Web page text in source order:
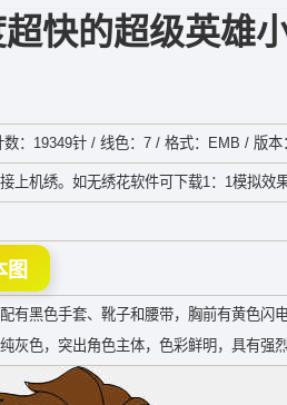
快的超级英雄
：19349针 / 线色：7 / 格式：EMB / 版本
机绣。如无绣花软件可下载1：1模拟效果
图
有黑色手套、靴子和腰带，胸前有黄色闪
色，突出角色主体，色彩鲜明，具有强烈